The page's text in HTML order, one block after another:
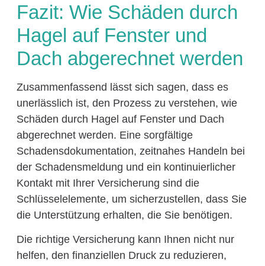
Fazit: Wie Schäden durch
Hagel auf Fenster und
Dach abgerechnet werden
Zusammenfassend lässt sich sagen, dass es
unerlässlich ist, den Prozess zu verstehen, wie
Schäden durch Hagel auf Fenster und Dach
abgerechnet werden. Eine sorgfältige
Schadensdokumentation, zeitnahes Handeln bei
der Schadensmeldung und ein kontinuierlicher
Kontakt mit Ihrer Versicherung sind die
Schlüsselelemente, um sicherzustellen, dass Sie
die Unterstützung erhalten, die Sie benötigen.
Die richtige Versicherung kann Ihnen nicht nur
helfen, den finanziellen Druck zu reduzieren,